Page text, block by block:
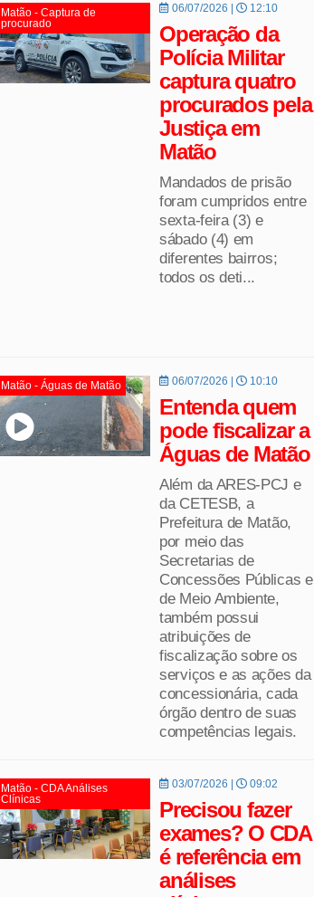
Matão - Captura de
procurado
06/07/2026 | 12:10
Operação da
Polícia Militar
captura quatro
procurados pela
Justiça em
Matão
Mandados de prisão
foram cumpridos entre
sexta-feira (3) e
sábado (4) em
diferentes bairros;
todos os deti...
Matão - Águas de Matão 06/07/2026 | 10:10
Entenda quem
pode fiscalizar a
Águas de Matão
Além da ARES-PCJ e
da CETESB, a
Prefeitura de Matão,
por meio das
Secretarias de
Concessões Públicas e
de Meio Ambiente,
também possui
atribuições de
fiscalização sobre os
serviços e as ações da
concessionária, cada
órgão dentro de suas
competências legais.
Matão - CDA Análises
Clínicas
03/07/2026 | 09:02
Precisou fazer
exames? O CDA
é referência em
análises